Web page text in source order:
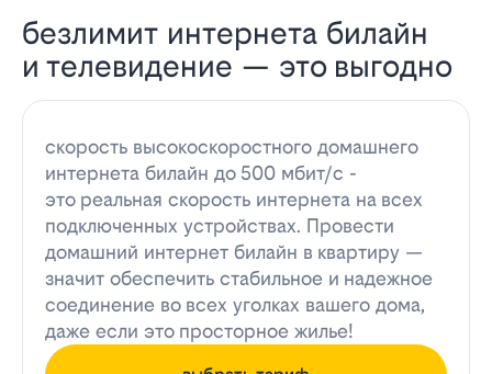
безлимит интернета билайн
и телевидение — это выгодно
скорость высокоскоростного домашнего
интернета билайн до 500 мбит/с -
это реальная скорость интернета на всех
подключенных устройствах. Провести
домашний интернет билайн в квартиру —
значит обеспечить стабильное и надежное
соединение во всех уголках вашего дома,
даже если это просторное жилье!